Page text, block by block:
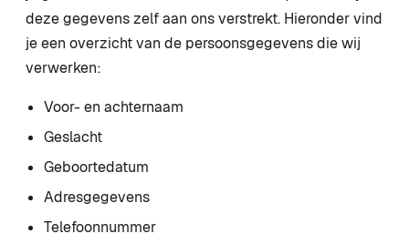
deze gegevens zelf aan ons verstrekt. Hieronder vind
je een overzicht van de persoonsgegevens die wij
verwerken:
Voor- en achternaam
Geslacht
Geboortedatum
Adresgegevens
Telefoonnummer